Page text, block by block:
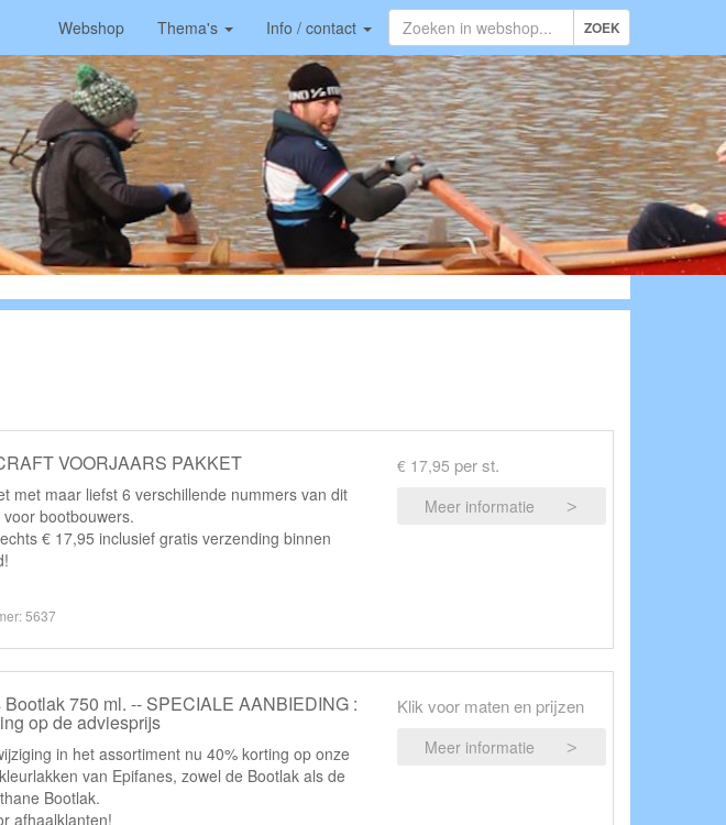
ZOEK
Webshop Thema's Info / contact
VOORJAARS PAKKET
met maar liefst 6 verschillende nummers van dit
bootbouwers.
€ 17,95 inclusief gratis verzending binnen
5637
€ 17,95 per st.
Meer informatie
Bootlak 750 ml. -- SPECIALE AANBIEDING :
op de adviesprijs
in het assortiment nu 40% korting op onze
van Epifanes, zowel de Bootlak als de
Bootlak.
afhaalklanten!
Klik voor maten en prijzen
Meer informatie